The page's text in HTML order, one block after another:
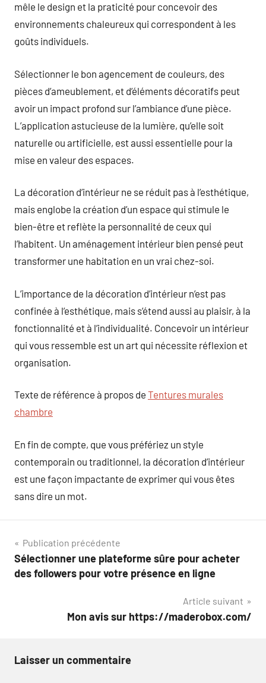
mêle le design et la praticité pour concevoir des
environnements chaleureux qui correspondent à les
goûts individuels.
Sélectionner le bon agencement de couleurs, des
pièces d’ameublement, et d’éléments décoratifs peut
avoir un impact profond sur l’ambiance d’une pièce.
L’application astucieuse de la lumière, qu’elle soit
naturelle ou artificielle, est aussi essentielle pour la
mise en valeur des espaces.
La décoration d’intérieur ne se réduit pas à l’esthétique,
mais englobe la création d’un espace qui stimule le
bien-être et reflète la personnalité de ceux qui
l’habitent. Un aménagement intérieur bien pensé peut
transformer une habitation en un vrai chez-soi.
L’importance de la décoration d’intérieur n’est pas
confinée à l’esthétique, mais s’étend aussi au plaisir, à la
fonctionnalité et à l’individualité. Concevoir un intérieur
qui vous ressemble est un art qui nécessite réflexion et
organisation.
Texte de référence à propos de Tentures murales
chambre
En fin de compte, que vous préfériez un style
contemporain ou traditionnel, la décoration d’intérieur
est une façon impactante de exprimer qui vous êtes
sans dire un mot.
Navigation
de
Publication précédente
Sélectionner une plateforme sûre pour acheter
des followers pour votre présence en ligne
Article suivant
Mon avis sur https://maderobox.com/
Laisser un commentaire